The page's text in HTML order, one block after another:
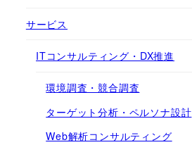
サービス
ITコンサルティング・DX推進
環境調査・競合調査
ターゲット分析・ペルソナ設計
Web解析コンサルティング